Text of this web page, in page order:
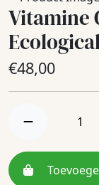
Vitamine
€48,00